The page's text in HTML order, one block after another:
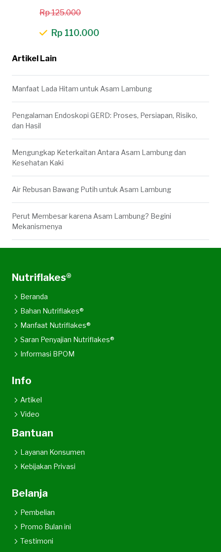
Rp 125.000
Rp 110.000
Artikel Lain
Manfaat Lada Hitam untuk Asam Lambung
Pengalaman Endoskopi GERD: Proses, Persiapan, Risiko,
dan Hasil
Mengungkap Keterkaitan Antara Asam Lambung dan
Kesehatan Kaki
Air Rebusan Bawang Putih untuk Asam Lambung
Perut Membesar karena Asam Lambung? Begini
Mekanismenya
Nutriflakes®
Beranda
Bahan Nutriflakes®
Manfaat Nutriflakes®
Saran Penyajian Nutriflakes®
Informasi BPOM
Info
Artikel
Video
Bantuan
Layanan Konsumen
Kebijakan Privasi
Belanja
Pembelian
Promo Bulan ini
Testimoni